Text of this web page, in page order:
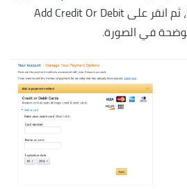
أسفل قليلاً عند Payment، ثم انقر على Add Credit Or Debit